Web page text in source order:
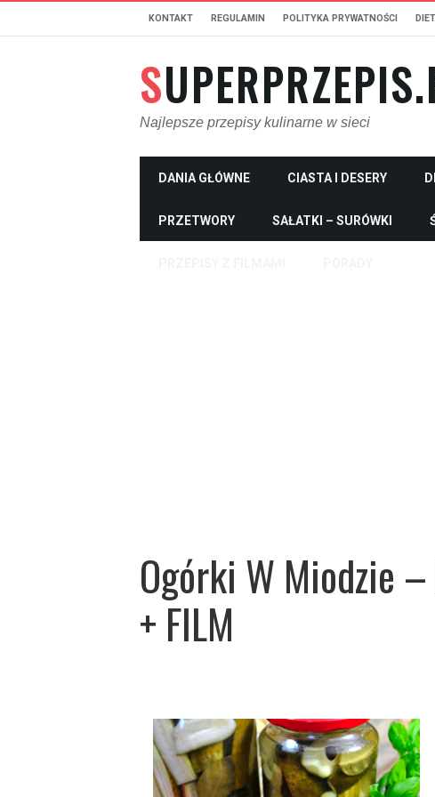
KONTAKT REGULAMIN POLITYKA PRYWATNOŚCI
Najlepsze przepisy kulinarne w sieci
DANIA GŁÓWNE CIASTA I DESERY
PRZETWORY SAŁATKI – SURÓWKI
Ogórki W Miodzie
+ FILM